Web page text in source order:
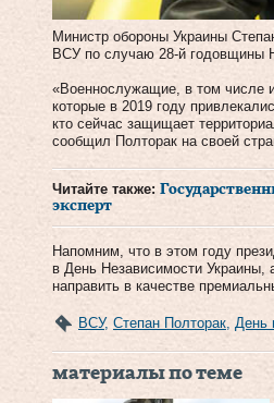
Министр обороны Украины
ВСУ по случаю 28-й годовщины
«Военнослужащие, в том числе
которые в 2019 году
кто сейчас защищает
сообщил Полторак на своей
Читайте также:
эксперт
Напомним, что в этом году
в День Независимости Украины,
направить в качестве
ВСУ, Степан Полторак День
материалы по теме